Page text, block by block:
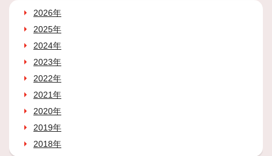
2026年
2025年
2024年
2023年
2022年
2021年
2020年
2019年
2018年